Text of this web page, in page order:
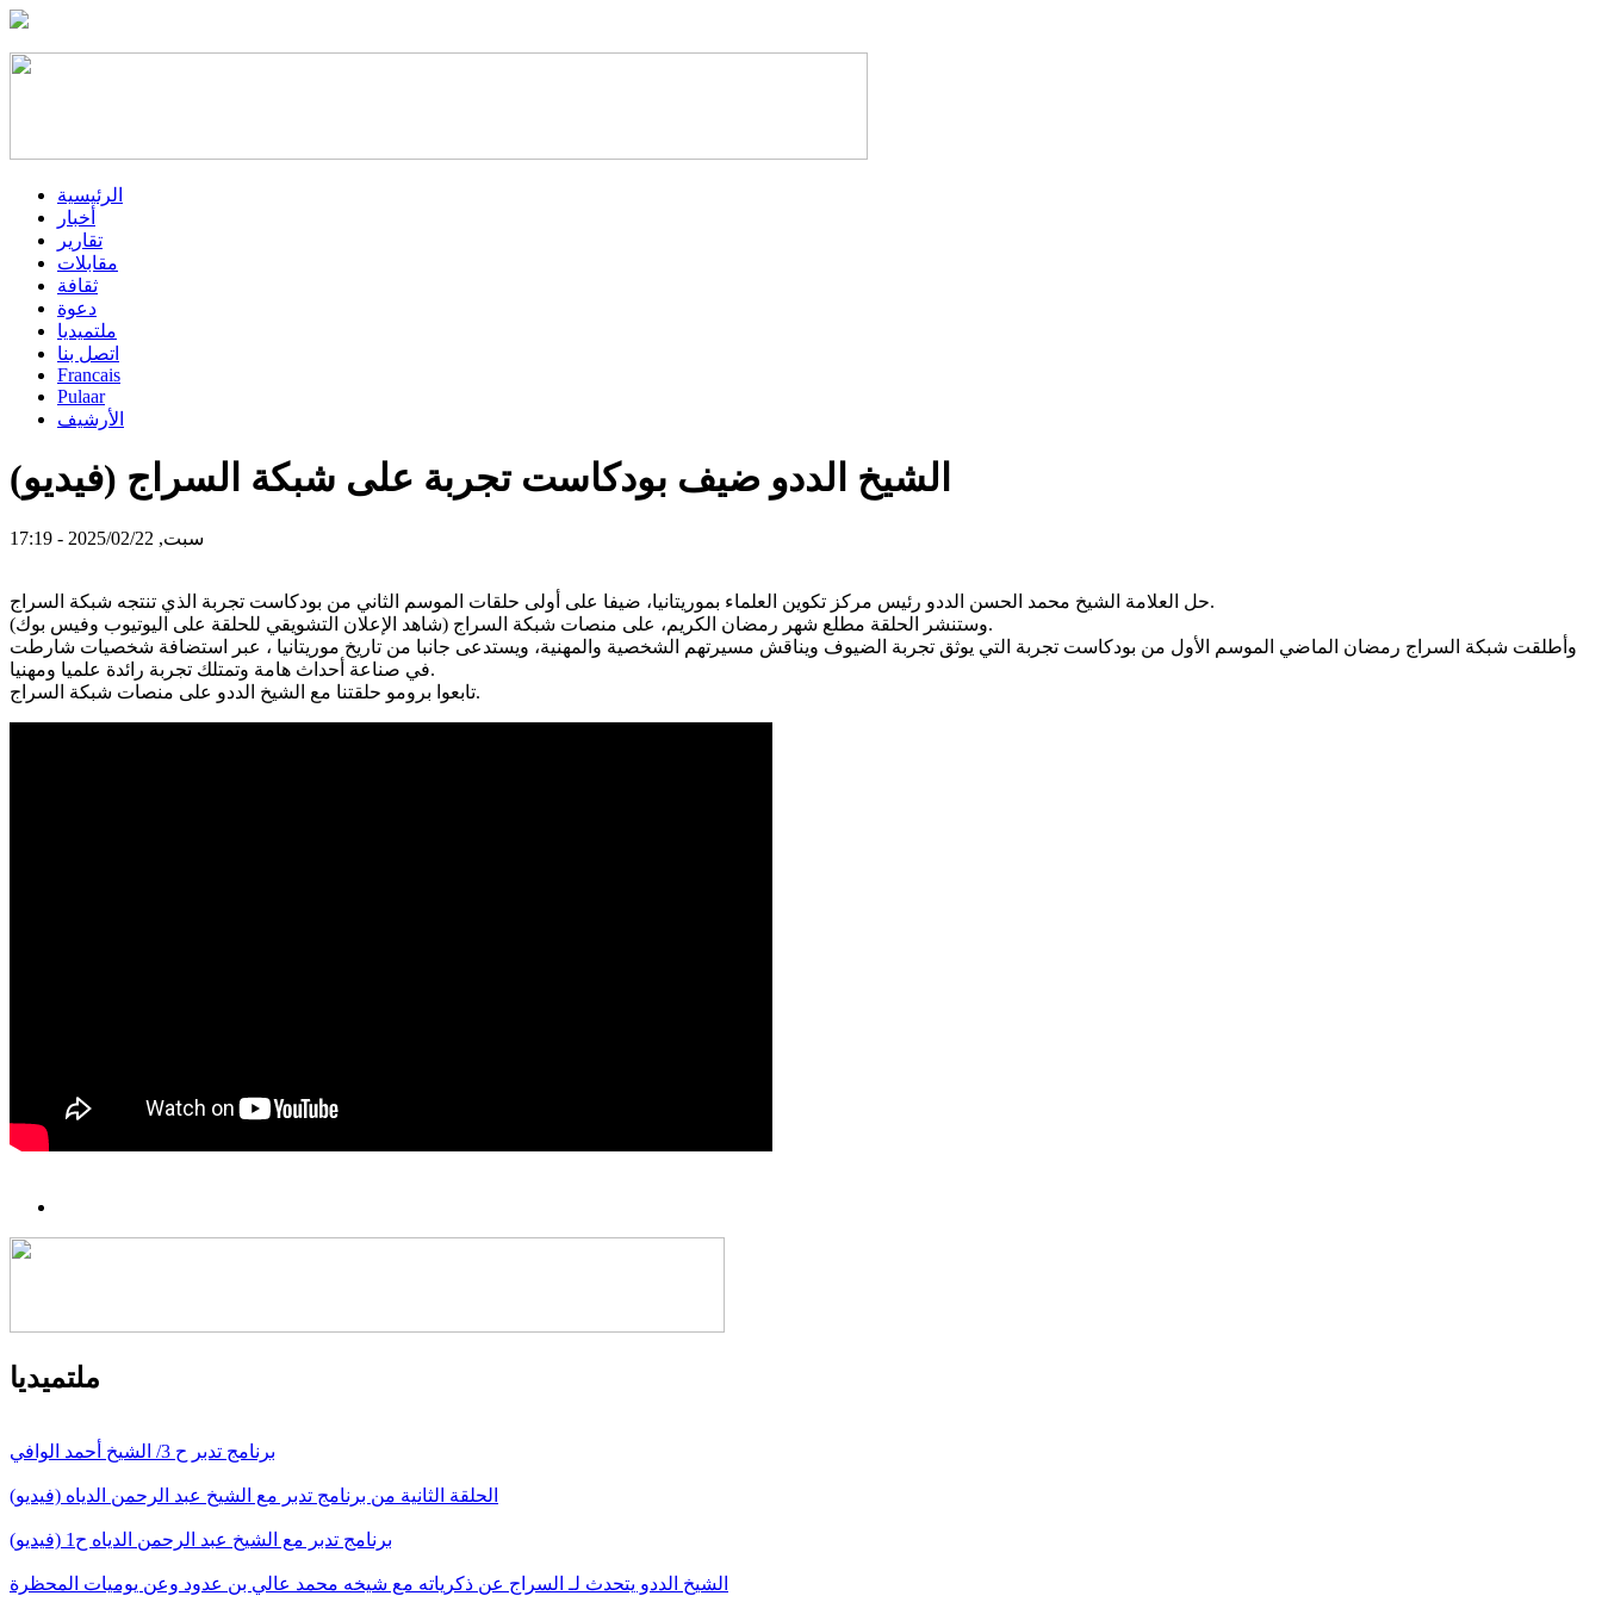
الرئيسية
أخبار
تقارير
مقابلات
ثقافة
دعوة
ملتميديا
اتصل بنا
Francais
Pulaar
الأرشيف
الشيخ الددو ضيف بودكاست تجربة على شبكة السراج (فيديو)
سبت, 2025/02/22 - 17:19
حل العلامة الشيخ محمد الحسن الددو رئيس مركز تكوين العلماء بموريتانيا، ضيفا على أولى حلقات الموسم الثاني من بودكاست تجربة الذي تنتجه شبكة السراج.
وستنشر الحلقة مطلع شهر رمضان الكريم، على منصات شبكة السراج (شاهد الإعلان التشويقي للحلقة على اليوتيوب وفيس بوك).
وأطلقت شبكة السراج رمضان الماضي الموسم الأول من بودكاست تجربة التي يوثق تجربة الضيوف ويناقش مسيرتهم الشخصية والمهنية، ويستدعى جانبا من تاريخ موريتانيا ، عبر استضافة شخصيات شارطت
في صناعة أحداث هامة وتمتلك تجربة رائدة علميا ومهنيا.
تابعوا برومو حلقتنا مع الشيخ الددو على منصات شبكة السراج.
ملتميديا
برنامج تدبر ح 3/ الشيخ أحمد الوافي
الحلقة الثانية من برنامج تدبر مع الشيخ عبد الرحمن الدياه (فيديو)
برنامج تدبر مع الشيخ عبد الرحمن الدياه ح1 (فيديو)
الشيخ الددو يتحدث لـ السراج عن ذكرياته مع شيخه محمد عالي بن عدود وعن يوميات المحظرة